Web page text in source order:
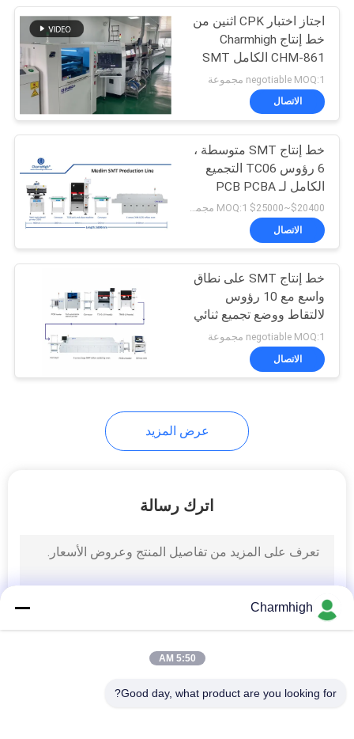
اجتاز اختبار CPK اثنين من
خط إنتاج Charmhigh
CHM-861 الكامل SMT
IPC9850 26000cph
negotiable MOQ:1 مجموعة
الاتصال
خط إنتاج SMT متوسطة ،
6 رؤوس TC06 التجميع
الكامل لـ PCB PCBA
التصنيع
$20400~$25000 MOQ:1 مجموعة
الاتصال
خط إنتاج SMT على نطاق
واسع مع 10 رؤوس
لالتقاط ووضع تجميع ثنائي
الفينيل متعدد الكلور في
صناعة الإلكترونيات
negotiable MOQ:1 مجموعة
الاتصال
عرض المزيد
اترك رسالة
Charmhigh
5:50 AM
Good day, what product are you looking for?